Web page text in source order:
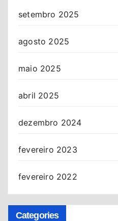
setembro 2025
agosto 2025
maio 2025
abril 2025
dezembro 2024
fevereiro 2023
fevereiro 2022
Categories